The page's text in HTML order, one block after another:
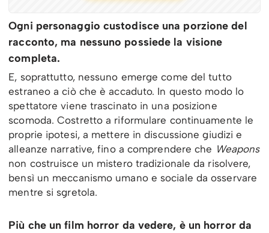
Ogni personaggio custodisce una porzione del
racconto, ma nessuno possiede la visione
completa.
E, soprattutto, nessuno emerge come del tutto
estraneo a ciò che è accaduto. In questo modo lo
spettatore viene trascinato in una posizione
scomoda. Costretto a riformulare continuamente le
proprie ipotesi, a mettere in discussione giudizi e
alleanze narrative, fino a comprendere che Weapons
non costruisce un mistero tradizionale da risolvere,
bensì un meccanismo umano e sociale da osservare
mentre si sgretola.
Più che un film horror da vedere, è un horror da